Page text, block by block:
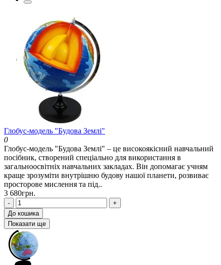
Глобус-модель "Будова Землі"
0
Глобус-модель "Будова Землі" – це високоякісний навчальний
посібник, створений спеціально для використання в
загальноосвітніх навчальних закладах. Він допомагає учням
краще зрозуміти внутрішню будову нашої планети, розвиває
просторове мислення та під..
3 680грн.
-
+
До кошика
Показати ще